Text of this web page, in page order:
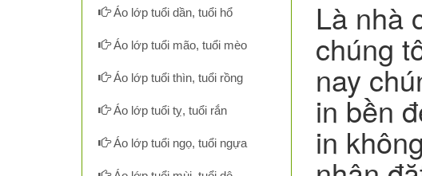
Là nhà
chúng
nay
in bền
in
Áo lớp tuổi dần, tuổi hổ
Áo lớp tuổi mão, tuổi mèo
Áo lớp tuổi thìn, tuổi rồng
Áo lớp tuổi tỵ, tuổi rắn
Áo lớp tuổi ngọ, tuổi ngựa